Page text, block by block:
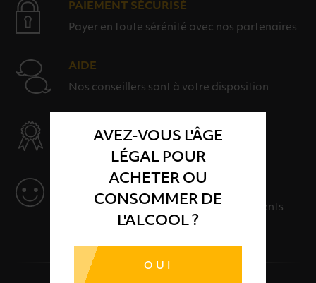
AVEZ-VOUS L'ÂGE
LÉGAL POUR
ACHETER OU
CONSOMMER DE
L'ALCOOL ?
OUI
PAIEMENT SÉCURISÉ
Payer en toute sérénité avec nos partenaires
AIDE
Nos conseillers sont à votre disposition
SÉLECTION & QUALITÉ
Des produits sélectionnés avec soins
SERVICE
Des solutions adaptées à vos événements